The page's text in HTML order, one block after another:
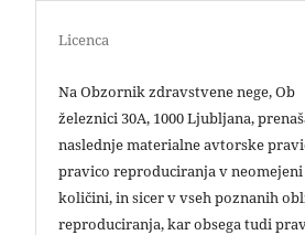
Licenca
Na Obzornik zdravstvene nege, Ob
železnici 30A, 1000 Ljubljana,
naslednje materialne avtorske
pravico reproduciranja v neomejeni
količini, in sicer v vseh poznanih
reproduciranja, kar obsega tudi